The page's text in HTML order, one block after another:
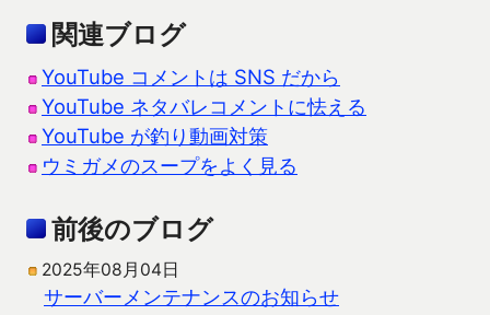
関連ブログ
YouTube コメントは SNS だから
YouTube ネタバレコメントに怯える
YouTube が釣り動画対策
ウミガメのスープをよく見る
前後のブログ
2025年08月04日
サーバーメンテナンスのお知らせ